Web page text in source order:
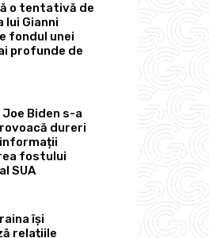
o tentativă de
lui Gianni
fondul unei
profunde de
Biden s-a
dureri
fostului
SUA
își
relațiile